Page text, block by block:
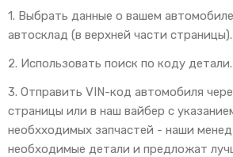
1. Выбрать данные о вашем
автосклад (в верхней части страницы).
2. Использовать поиск по коду детали.
3. Отправить VIN-код автомобиля
страницы или в наш вайбер с
необхходимых запчастей - наши
необходимые детали и предложат